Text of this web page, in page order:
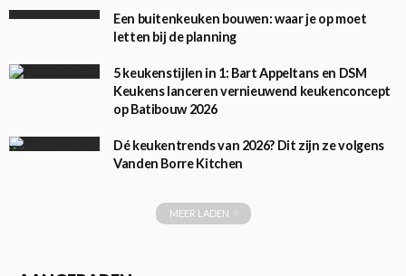
Een buitenkeuken bouwen: waar je op moet
letten bij de planning
5 keukenstijlen in 1: Bart Appeltans en DSM
Keukens lanceren vernieuwend keukenconcept
op Batibouw 2026
Dé keukentrends van 2026? Dit zijn ze volgens
Vanden Borre Kitchen
MEER LADEN